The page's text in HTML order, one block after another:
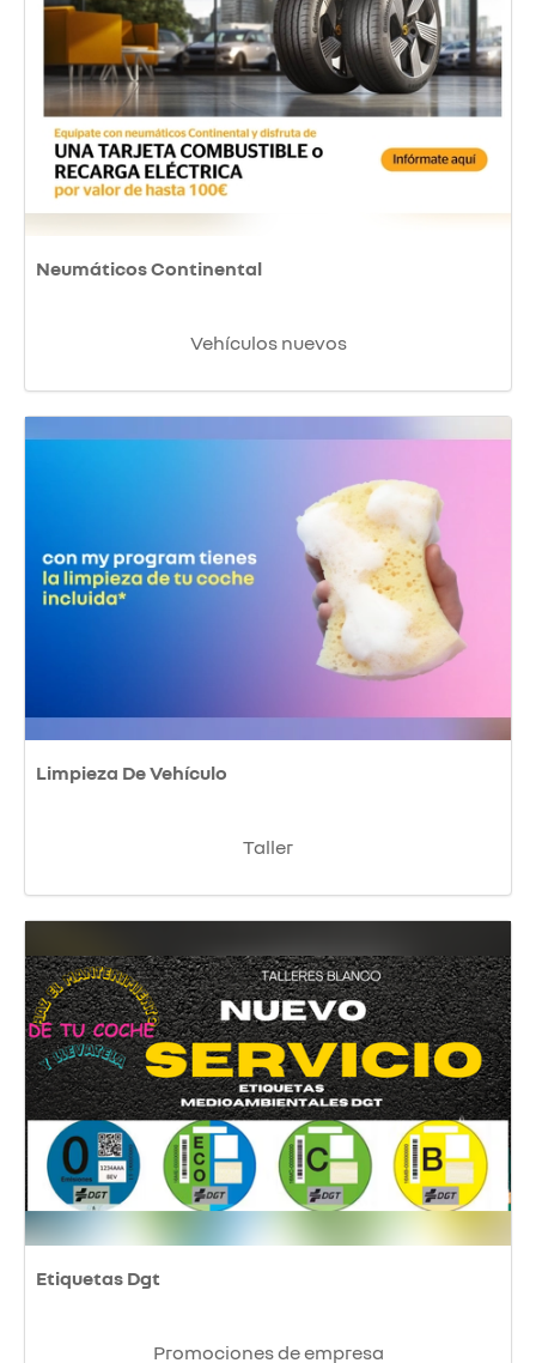
Neumáticos Continental
Vehículos nuevos
Limpieza De Vehículo
Taller
Etiquetas Dgt
Promociones de empresa